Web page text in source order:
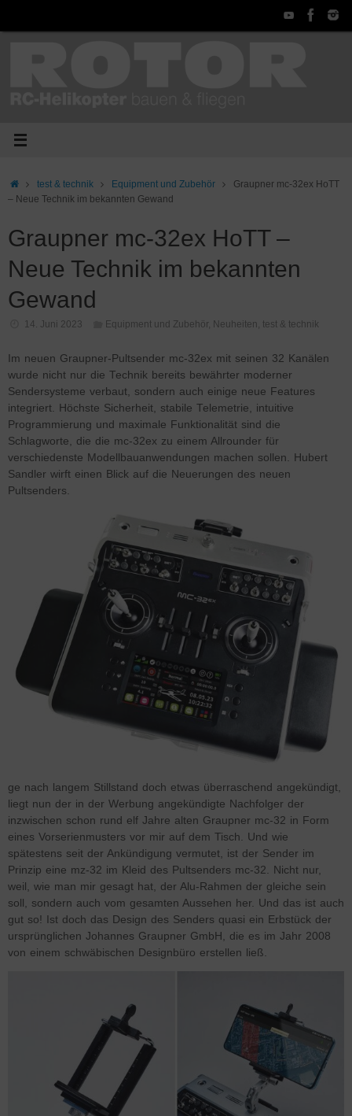
Starttest & technik Equipment und Zubehör
Graupner mc-32ex HoTT
– Neue Technik im bekannten Gewand
Graupner mc-32ex HoTT –
Neue Technik im bekannten
Gewand
14. Juni 2023 Equipment und Zubehör, Neuheiten, test & technik
Im neuen Graupner-Pultsender mc-32ex mit seinen 32 Kanälen
wurde nicht nur die Technik bereits bewährter moderner
Sendersysteme verbaut, sondern auch einige neue Features
integriert. Höchste Sicherheit, stabile Telemetrie, intuitive
Programmierung und maximale Funktionalität sind die
Schlagworte, die die mc-32ex zu einem Allrounder für
verschiedenste Modellbauanwendungen machen sollen. Hubert
Sandler wirft einen Blick auf die Neuerungen des neuen
Pultsenders.
ge nach langem Stillstand doch etwas überraschend angekündigt,
liegt nun der in der Werbung angekündigte Nachfolger der
inzwischen schon rund elf Jahre alten Graupner mc-32 in Form
eines Vorserienmusters vor mir auf dem Tisch. Und wie
spätestens seit der Ankündigung vermutet, ist der Sender im
Prinzip eine mz-32 im Kleid des Pultsenders mc-32. Nicht nur,
weil, wie man mir gesagt hat, der Alu-Rahmen der gleiche sein
soll, sondern auch vom gesamten Aussehen her. Und das ist auch
gut so! Ist doch das Design des Senders quasi ein Erbstück der
ursprünglichen Johannes Graupner GmbH, die es im Jahr 2008
von einem schwäbischen Designbüro erstellen ließ.